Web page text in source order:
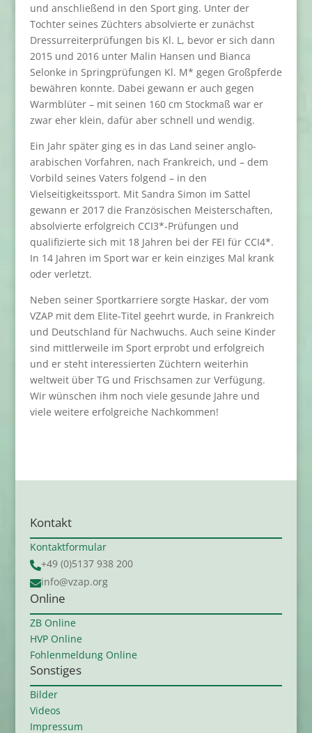
und anschließend in den Sport ging. Unter der
Tochter seines Züchters absolvierte er zunächst
Dressurreiterprüfungen bis Kl. L, bevor er sich dann
2015 und 2016 unter Malin Hansen und Bianca
Selonke in Springprüfungen Kl. M* gegen Großpferde
bewähren konnte. Dabei gewann er auch gegen
Warmblüter – mit seinen 160 cm Stockmaß war er
zwar eher klein, dafür aber schnell und wendig.
Ein Jahr später ging es in das Land seiner anglo-
arabischen Vorfahren, nach Frankreich, und – dem
Vorbild seines Vaters folgend – in den
Vielseitigkeitssport. Mit Sandra Simon im Sattel
gewann er 2017 die Französischen Meisterschaften,
absolvierte erfolgreich CCI3*-Prüfungen und
qualifizierte sich mit 18 Jahren bei der FEI für CCI4*.
In 14 Jahren im Sport war er kein einziges Mal krank
oder verletzt.
Neben seiner Sportkarriere sorgte Haskar, der vom
VZAP mit dem Elite-Titel geehrt wurde, in Frankreich
und Deutschland für Nachwuchs. Auch seine Kinder
sind mittlerweile im Sport erprobt und erfolgreich
und er steht interessierten Züchtern weiterhin
weltweit über TG und Frischsamen zur Verfügung.
Wir wünschen ihm noch viele gesunde Jahre und
viele weitere erfolgreiche Nachkommen!
Kontakt
Kontaktformular
+49 (0)5137 938 200
info@vzap.org
Online
ZB Online
HVP Online
Fohlenmeldung Online
Sonstiges
Bilder
Videos
Impressum